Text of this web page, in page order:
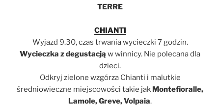
TERRE
CHIANTI
Wyjazd 9.30, czas trwania wycieczki 7 godzin.
Wycieczka z degustacją w winnicy. Nie polecana dla
dzieci.
Odkryj zielone wzgórza Chianti i malutkie
średniowieczne miejscowości takie jak Montefioralle,
Lamole, Greve, Volpaia.